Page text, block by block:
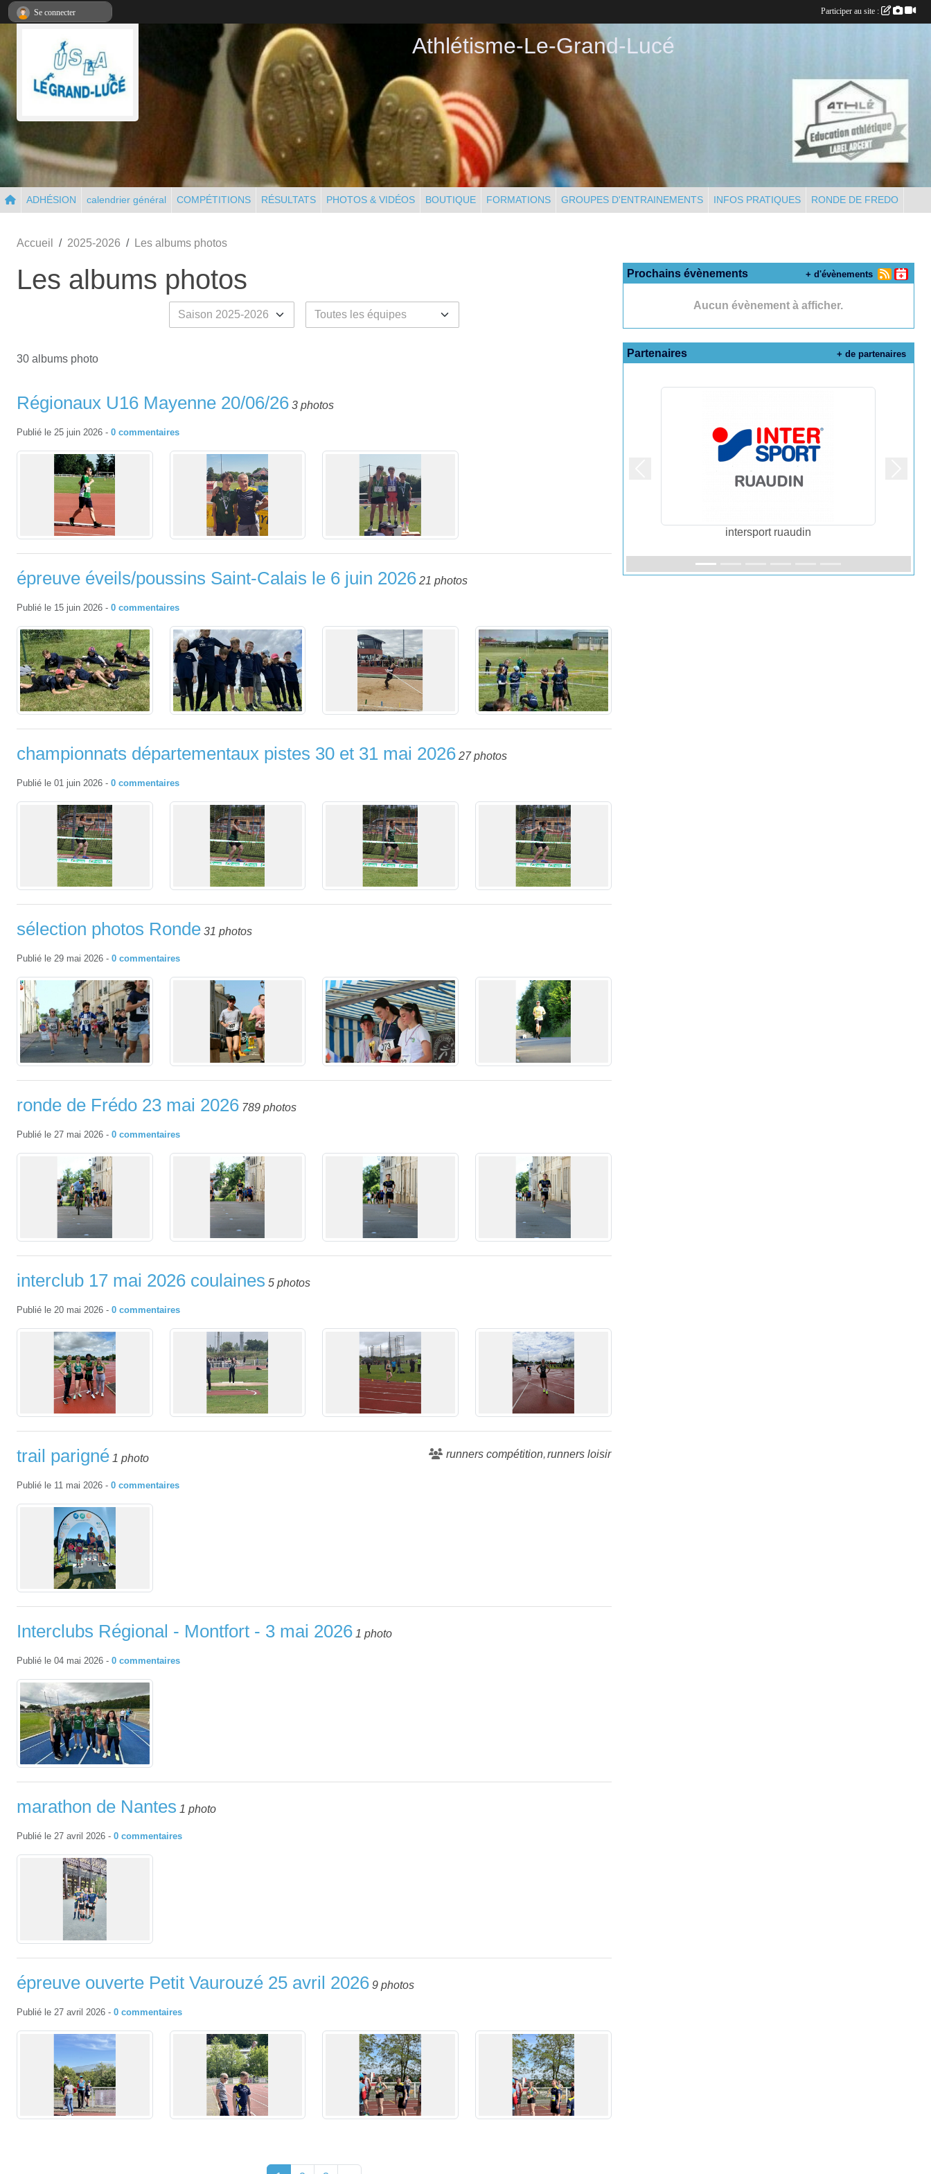
Athlétisme-Le-Grand-Lucé
ADHÉSION calendrier général COMPÉTITIONS RÉSULTATS PHOTOS & VIDÉOS BOUTIQUE FORMATIONS GROUPES D'ENTRAINEMENTS INFOS PRATIQUES RONDE DE FREDO
Accueil 2025-2026 Les albums photos
Les albums photos
30 albums photo
Régionaux U16 Mayenne 20/06/26 3 photos
Publié le 25 juin 2026 - 0 commentaires
épreuve éveils/poussins Saint-Calais le 6 juin 2026 21 photos
Publié le 15 juin 2026 - 0 commentaires
championnats départementaux pistes 30 et 31 mai 2026 27 photos
Publié le 01 juin 2026 - 0 commentaires
sélection photos Ronde 31 photos
Publié le 29 mai 2026 - 0 commentaires
ronde de Frédo 23 mai 2026 789 photos
Publié le 27 mai 2026 - 0 commentaires
interclub 17 mai 2026 coulaines 5 photos
Publié le 20 mai 2026 - 0 commentaires
trail parigné 1 photo runners compétition runners loisir
Publié le 11 mai 2026 - 0 commentaires
Interclubs Régional - Montfort - 3 mai 2026 1 photo
Publié le 04 mai 2026 - 0 commentaires
marathon de Nantes 1 photo
Publié le 27 avril 2026 - 0 commentaires
épreuve ouverte Petit Vaurouzé 25 avril 2026 9 photos
Publié le 27 avril 2026 - 0 commentaires
Prochains évènements
Aucun évènement à afficher.
+ d'évènements
Partenaires
le Grand-Lucé
+ de partenaires
Se connecter Participer au site :
Panneau de gestion des cookies